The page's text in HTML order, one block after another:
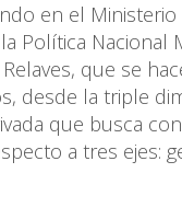
en el
Política Nacional
que se
desde la triple
que busca
a tres ejes: